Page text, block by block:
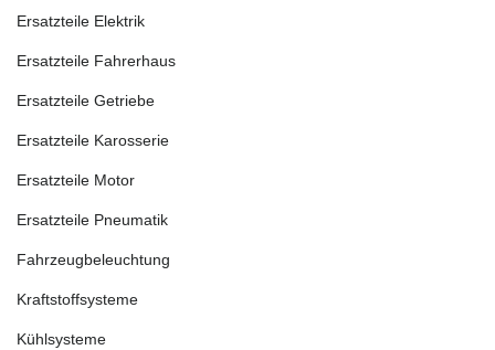
Ersatzteile Elektrik
Ersatzteile Fahrerhaus
Ersatzteile Getriebe
Ersatzteile Karosserie
Ersatzteile Motor
Ersatzteile Pneumatik
Fahrzeugbeleuchtung
Kraftstoffsysteme
Kühlsysteme